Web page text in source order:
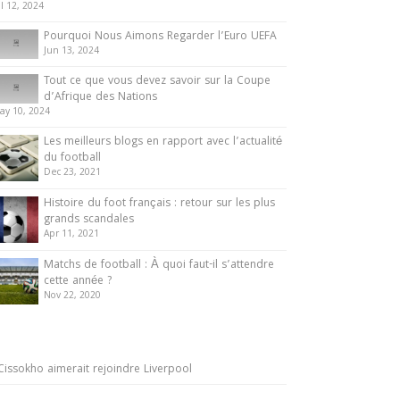
12, 2024
Pourquoi Nous Aimons Regarder l’Euro UEFA
Jun 13, 2024
Tout ce que vous devez savoir sur la Coupe
d’Afrique des Nations
10, 2024
Les meilleurs blogs en rapport avec l’actualité
du football
Dec 23, 2021
Histoire du foot français : retour sur les plus
grands scandales
Apr 11, 2021
Matchs de football : À quoi faut-il s’attendre
cette année ?
Nov 22, 2020
aimerait rejoindre Liverpool